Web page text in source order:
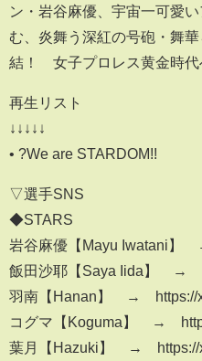
ン・岩谷麻優、宇宙一可愛
む、炎舞う深紅の号砲・舞
結！ 女子プロレス黄金時
再生リスト
↓↓↓↓↓
• ?We are STARDOM!!
▽選手SNS
◆STARS
岩谷麻優【Mayu Iwatani】
飯田沙耶【Saya Iida】 →
羽南【Hanan】 → https://
コグマ【Koguma】 →
葉月【Hazuki】 → https://